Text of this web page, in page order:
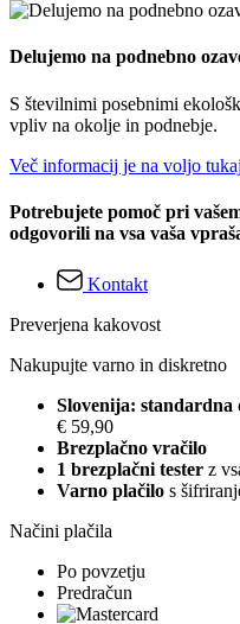
Delujemo na podnebno
S številnimi posebnimi
vpliv na okolje in podnebje.
Več informacij je na voljo
Potrebujete pomoč pri
odgovorili na vsa vaša
Kontakt
Preverjena kakovost
Nakupujte varno in diskretno
Slovenija: standardna
€ 59,90
Brezplačno vračilo
1 brezplačni tester z
Varno plačilo s
Načini plačila
Po povzetju
Predračun